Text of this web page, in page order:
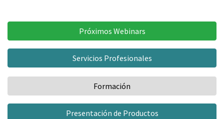
Próximos Webinars
Servicios Profesionales
Formación
Presentación de Productos